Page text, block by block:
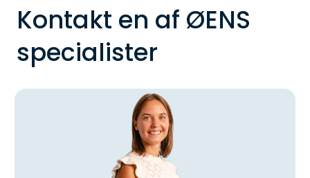
Kontakt en af ØENS
specialister